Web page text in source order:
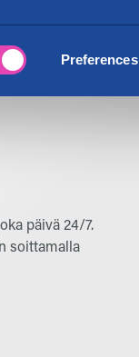
Preferences
päivä 24/7.
soittamalla